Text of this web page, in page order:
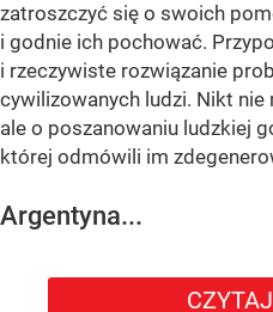
zatroszczyć się o swoich
i godnie ich pochować.
i rzeczywiste rozwiązanie
cywilizowanych ludzi. Nikt nie
ale o poszanowaniu ludzkiej
której odmówili im
Argentyna...